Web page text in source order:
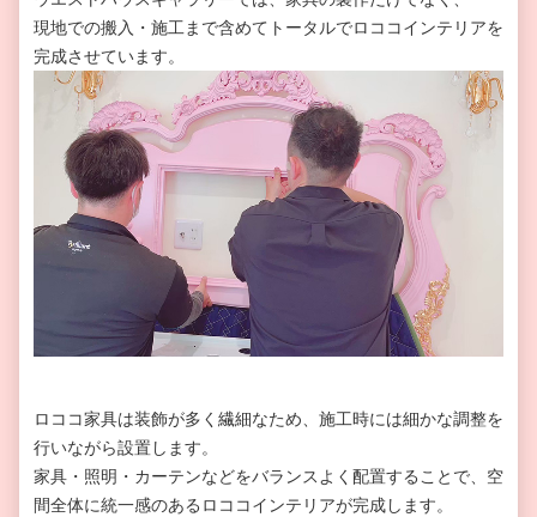
現地での搬入・施工まで含めてトータルでロココインテリアを
完成させています。
ロココ家具は装飾が多く繊細なため、施工時には細かな調整を
行いながら設置します。
家具・照明・カーテンなどをバランスよく配置することで、空
間全体に統一感のあるロココインテリアが完成します。